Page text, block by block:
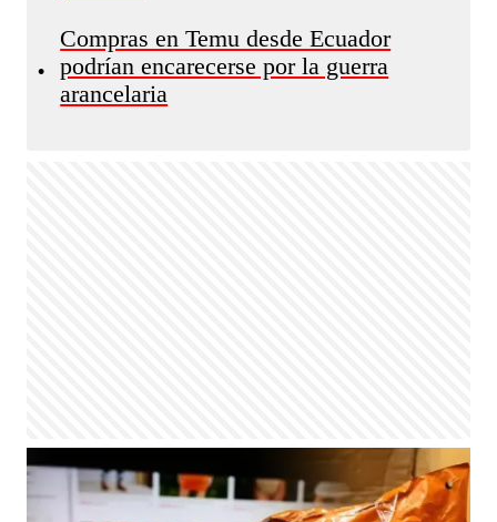
•
Compras en Temu desde Ecuador
podrían encarecerse por la guerra
arancelaria